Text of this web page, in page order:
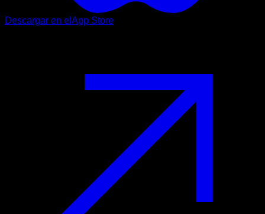
Descargar en el App Store